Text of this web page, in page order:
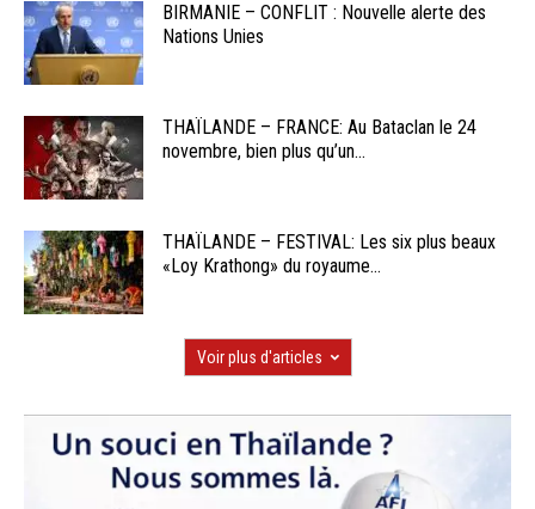
BIRMANIE – CONFLIT : Nouvelle alerte des
Nations Unies
THAÏLANDE – FRANCE: Au Bataclan le 24
novembre, bien plus qu’un...
THAÏLANDE – FESTIVAL: Les six plus beaux
«Loy Krathong» du royaume...
Voir plus d'articles